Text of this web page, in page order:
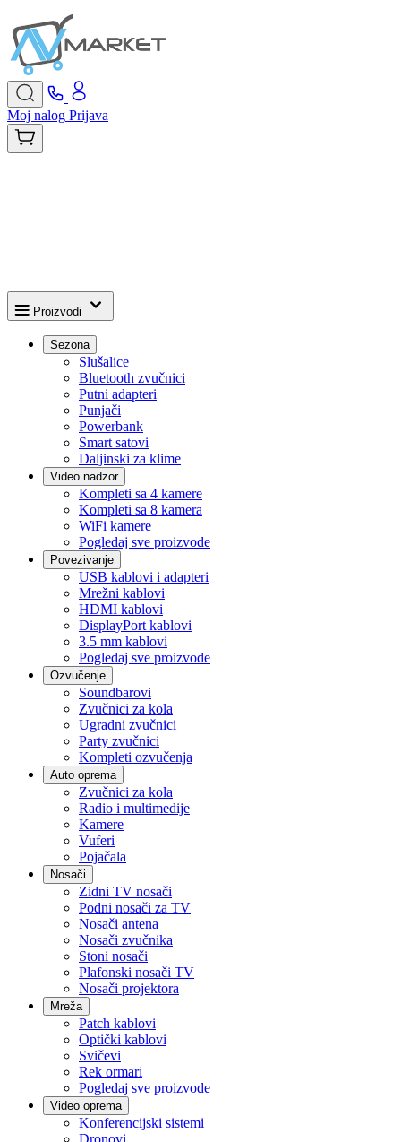
Moj nalog Prijava
Proizvodi
Sezona
Slušalice
Bluetooth zvučnici
Putni adapteri
Punjači
Powerbank
Smart satovi
Daljinski za klime
Video nadzor
Kompleti sa 4 kamere
Kompleti sa 8 kamera
WiFi kamere
Pogledaj sve proizvode
Povezivanje
USB kablovi i adapteri
Mrežni kablovi
HDMI kablovi
DisplayPort kablovi
3.5 mm kablovi
Pogledaj sve proizvode
Ozvučenje
Soundbarovi
Zvučnici za kola
Ugradni zvučnici
Party zvučnici
Kompleti ozvučenja
Auto oprema
Zvučnici za kola
Radio i multimedije
Kamere
Vuferi
Pojačala
Nosači
Zidni TV nosači
Podni nosači za TV
Nosači antena
Nosači zvučnika
Stoni nosači
Plafonski nosači TV
Nosači projektora
Mreža
Patch kablovi
Optički kablovi
Svičevi
Rek ormari
Pogledaj sve proizvode
Video oprema
Konferencijski sistemi
Dronovi